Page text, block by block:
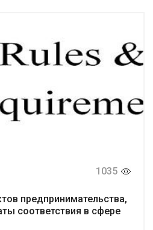
1035
предпринимательства,
соответствия в сфере